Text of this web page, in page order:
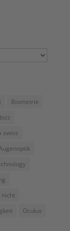
Biometrie
swiss
nicht
Oculus